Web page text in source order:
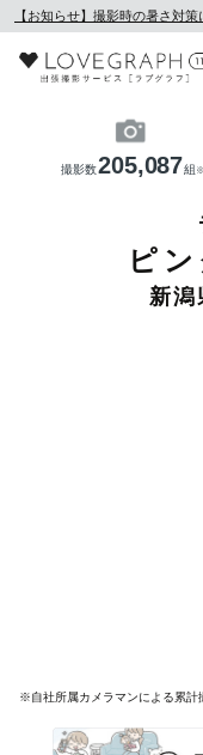
【お知らせ】撮影時の暑さ対策
撮影数205,087組 ※
ピ
新潟
※自社所属カメラマンによる累計